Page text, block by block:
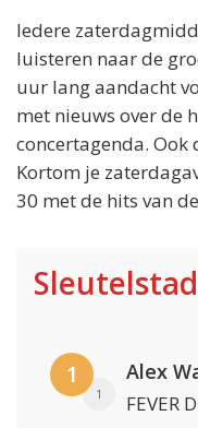
Iedere
luisteren naar de
uur lang aandacht
met nieuws over de
concertagenda. Ook
Kortom je
30 met de hits van
1
1
Alex
FEVER